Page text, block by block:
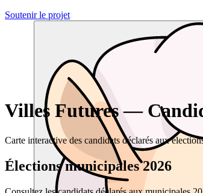
Soutenir le projet
Villes Futures —
Carte interactive des candidats déclarés aux
Élections municipales 2026